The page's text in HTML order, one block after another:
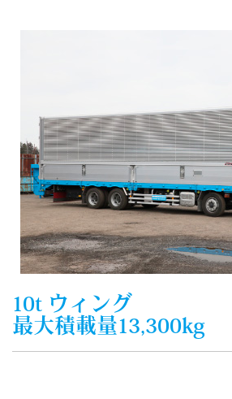
10t ウィング
最大積載量13,300kg